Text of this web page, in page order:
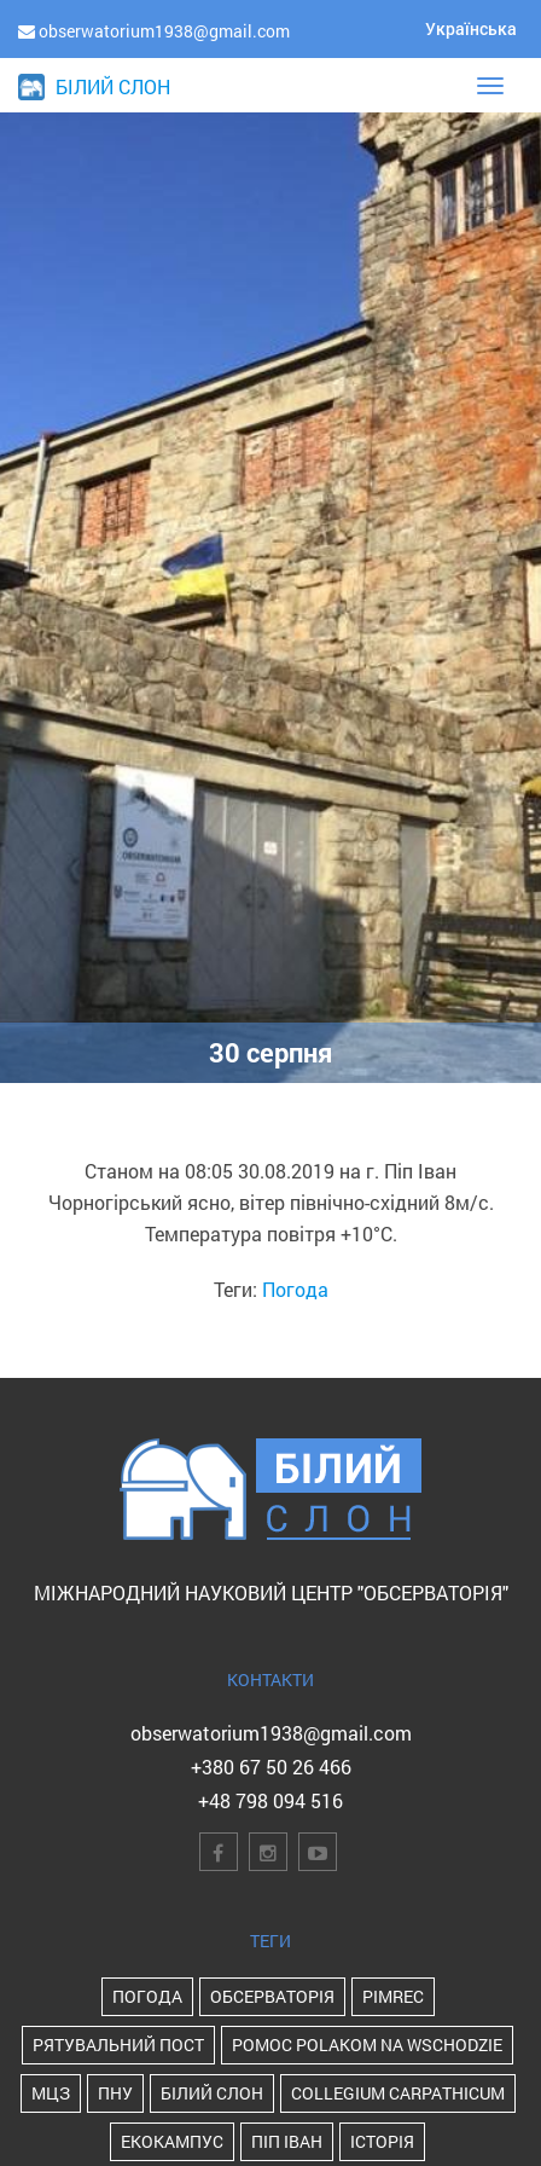
obserwatorium1938@gmail.com Українська
БІЛИЙ СЛОН
30 серпня
Станом на 08:05 30.08.2019 на г. Піп Іван
Чорногірський ясно, вітер північно-східний 8м/с.
Температура повітря +10°С.
Теги: Погода
МІЖНАРОДНИЙ НАУКОВИЙ ЦЕНТР "ОБСЕРВАТОРІЯ"
КОНТАКТИ
obserwatorium1938@gmail.com
+380 67 50 26 466
+48 798 094 516
ТЕГИ
ПОГОДА ОБСЕРВАТОРІЯ PIMREC
РЯТУВАЛЬНИЙ ПОСТ POMOC POLAKOM NA WSCHODZIE
МЦЗ ПНУ БІЛИЙ СЛОН COLLEGIUM CARPATHICUM
ЕКОКАМПУС ПІП ІВАН ІСТОРІЯ